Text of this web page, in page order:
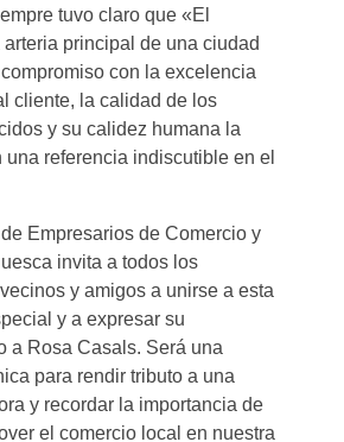
tuvo claro que «El
principal de una ciudad
con la excelencia
cliente, la calidad de los
y su calidez humana la
una referencia indiscutible en el
Empresarios de Comercio y
invita a todos los
y amigos a unirse a esta
y a expresar su
a Rosa Casals. Será una
para rendir tributo a una
y recordar la importancia de
el comercio local en nuestra